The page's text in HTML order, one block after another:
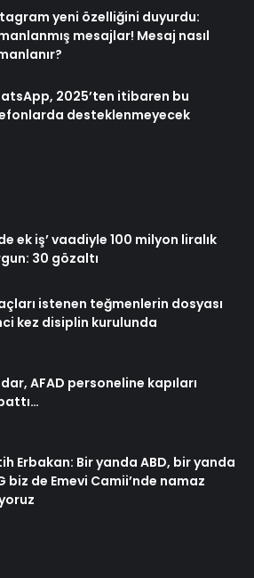
yeni özelliğini duyurdu:
mesajlar! Mesaj nasıl
2025’ten itibaren bu
desteklenmeyecek
ek iş’ vaadiyle 100 milyon liralık
30 gözaltı
istenen teğmenlerin dosyası
kez disiplin kurulunda
AFAD personeline kapıları
Erbakan: Bir yanda ABD, bir yanda
biz de Emevi Camii’nde namaz